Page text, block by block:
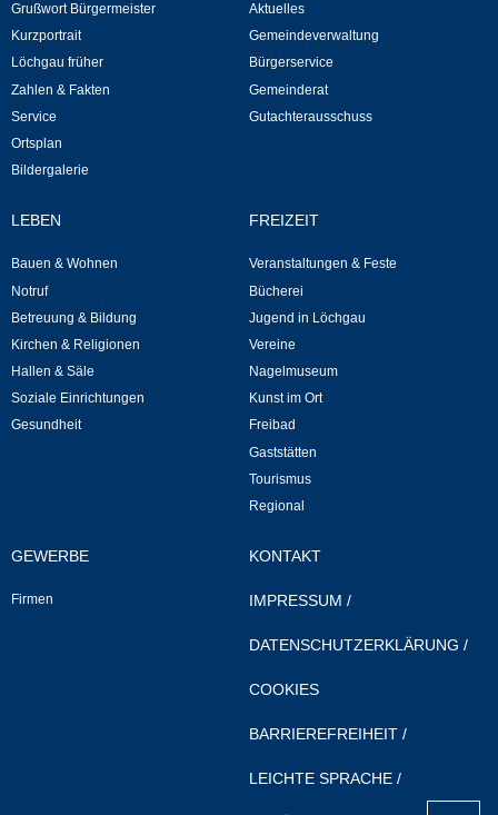
Bezirksschornsteinfeger
Laufende beschränkte Ausschreibungen
Bebauungspläne
Fortschreibung Flächennutzungsplan
Förderprogramm Balkonkraftwerk
Kommunale Wärmeplanung
Notruf
Kindergärten
Evangelische Kirchengemeinde
Grußwort Bürgermeister
Kurzportrait
Löchgau früher
Zahlen & Fakten
Service
Ortsplan
Bildergalerie
Aktuelles
Gemeindeverwaltung
Bürgerservice
Gemeinderat
Gutachterausschuss
LEBEN
Bauen & Wohnen
Notruf
Betreuung & Bildung
Kirchen & Religionen
Hallen & Säle
Soziale Einrichtungen
Gesundheit
FREIZEIT
Veranstaltungen & Feste
Bücherei
Jugend in Löchgau
Vereine
Nagelmuseum
Kunst im Ort
Freibad
Gaststätten
Tourismus
Regional
GEWERBE
Firmen
KONTAKT
IMPRESSUM /
DATENSCHUTZERKLÄRUNG /
COOKIES
BARRIEREFREIHEIT /
LEICHTE SPRACHE /